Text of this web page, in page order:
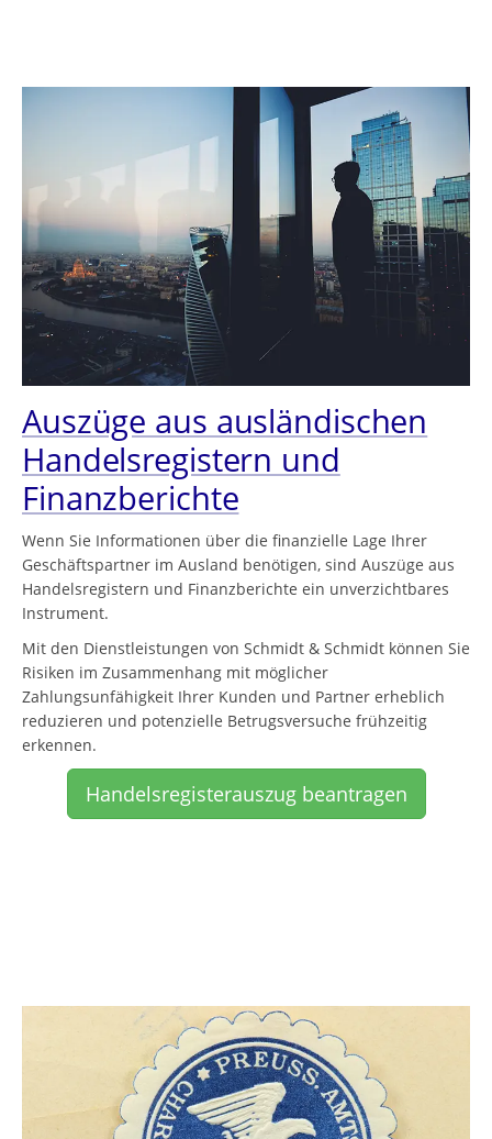
Auszüge aus ausländischen
Handelsregistern und
Finanzberichte
Wenn Sie Informationen über die finanzielle Lage Ihrer
Geschäftspartner im Ausland benötigen, sind Auszüge aus
Handelsregistern und Finanzberichte ein unverzichtbares
Instrument.
Mit den Dienstleistungen von Schmidt & Schmidt können Sie
Risiken im Zusammenhang mit möglicher
Zahlungsunfähigkeit Ihrer Kunden und Partner erheblich
reduzieren und potenzielle Betrugsversuche frühzeitig
erkennen.
Handelsregisterauszug beantragen